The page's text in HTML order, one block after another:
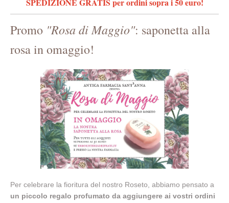
Promo "Rosa di Maggio": saponetta alla
rosa in omaggio!
Per celebrare la fioritura del nostro Roseto, abbiamo pensato a
un piccolo regalo profumato da aggiungere ai vostri ordini